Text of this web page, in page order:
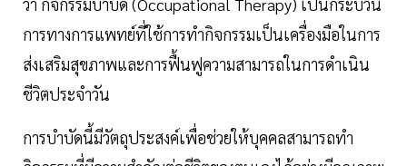
การทางการแพทย์ที่ใช้การทำกิจกรรมเป็นเครื่องมือในการ
ส่งเสริมสุขภาพและการฟื้นฟูความสามารถในการดำเนิน
ชีวิตประจำวัน
การบำบัดนี้มีวัตถุประสงค์เพื่อช่วยให้บุคคลสามารถทำ